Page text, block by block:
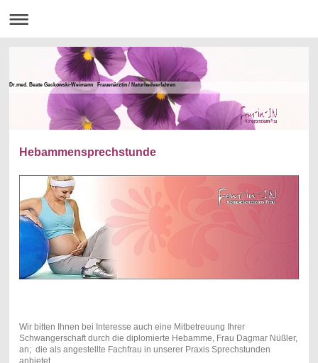
Dr.med. Beate Gackowski-Weimann Frauenärztin / Naturheilverfahren
Hebammensprechstunde
Wir bitten Ihnen bei Interesse auch eine Mitbetreuung Ihrer
Schwangerschaft durch die diplomierte Hebamme, Frau Dagmar Nüßler,
an; die als angestellte Fachfrau in unserer Praxis Sprechstunden
anbietet.